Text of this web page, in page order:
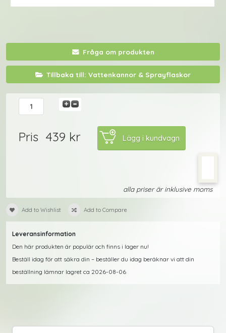
Fråga om produkten
Tillbaka till: Vattenkannor & Sprayflaskor
Pris 439 kr
alla priser är inklusive moms
Add to Wishlist Add to Compare
Leveransinformation
Den här produkten är populär och finns i lager nu!
Beställ idag för att säkra din – beställer du idag beräknar vi att din
beställning lämnar lagret ca 2026-08-06